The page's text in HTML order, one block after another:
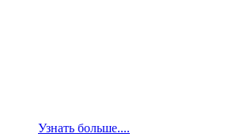
Узнать больше....